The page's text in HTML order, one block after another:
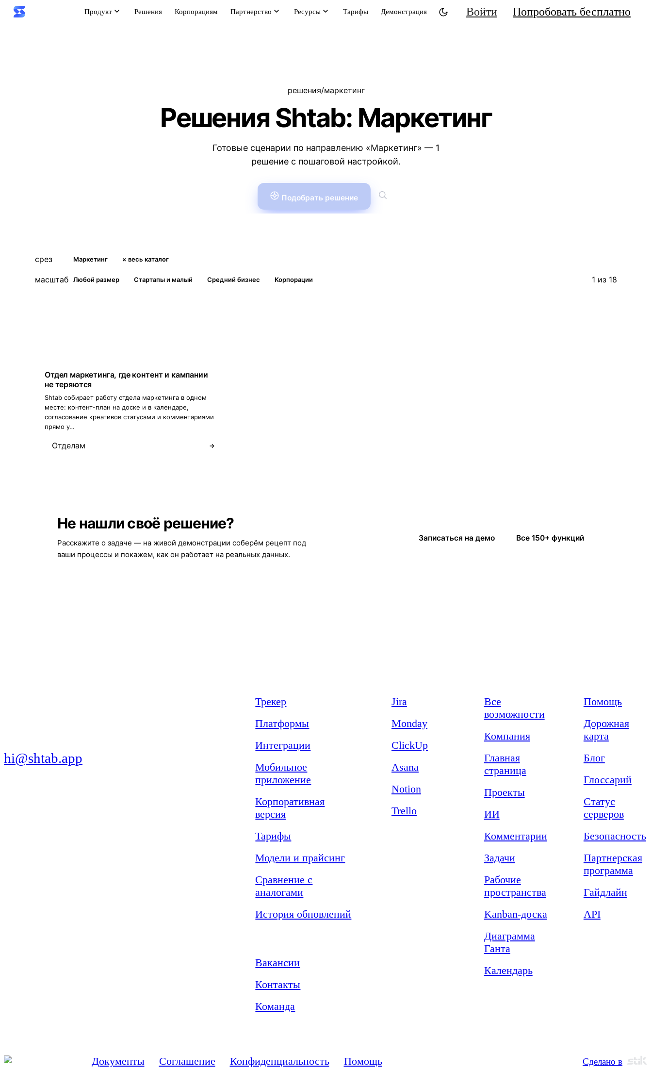
Продукт Решения Корпорациям Партнерство Ресурсы Тарифы Демонстрация Войти Попробовать бесплатно
решения/маркетинг
Решения Shtab: Маркетинг
Готовые сценарии по направлению «Маркетинг» — 1
решение с пошаговой настройкой.
Подобрать решение
срез Маркетинг × весь каталог
масштаб Любой размер Стартапы и малый Средний бизнес Корпорации 1 из 18
Отдел маркетинга, где контент и кампании
не теряются
Shtab собирает работу отдела маркетинга в одном
месте: контент-план на доске и в календаре,
согласование креативов статусами и комментариями
прямо у…
Отделам →
Не нашли своё решение?
Расскажите о задаче — на живой демонстрации соберём рецепт под
ваши процессы и покажем, как он работает на реальных данных.
Записаться на демо Все 150+ функций
hi@shtab.app
Трекер
Платформы
Интеграции
Мобильное
приложение
Корпоративная
версия
Тарифы
Модели и прайсинг
Сравнение с
аналогами
История обновлений
Вакансии
Контакты
Команда
Jira
Monday
ClickUp
Asana
Notion
Trello
Все
возможности
Компания
Главная
страница
Проекты
ИИ
Комментарии
Задачи
Рабочие
пространства
Kanban-доска
Диаграмма
Ганта
Календарь
Помощь
Дорожная
карта
Блог
Глоссарий
Статус
серверов
Безопасность
Партнерская
программа
Гайдлайн
API
Документы Соглашение Конфиденциальность Помощь Сделано в